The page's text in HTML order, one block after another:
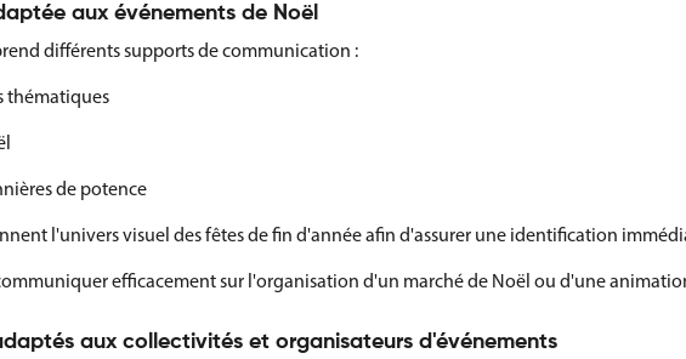
aux événements de Noël
différents supports de communication :
thématiques
de potence
l'univers visuel des fêtes de fin d'année afin d'assurer une identification
efficacement sur l'organisation d'un marché de Noël ou d'une
aux collectivités et organisateurs d'événements